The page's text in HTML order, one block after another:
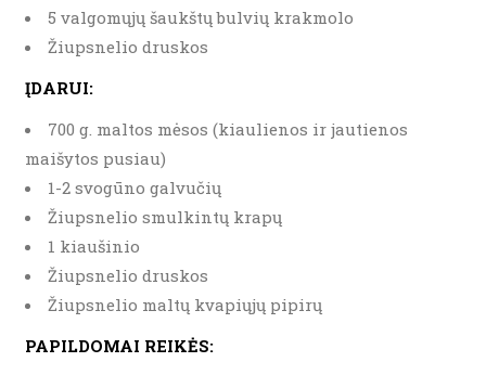
5 valgomųjų šaukštų bulvių krakmolo
Žiupsnelio druskos
ĮDARUI:
700 g. maltos mėsos (kiaulienos ir jautienos
maišytos pusiau)
1-2 svogūno galvučių
Žiupsnelio smulkintų krapų
1 kiaušinio
Žiupsnelio druskos
Žiupsnelio maltų kvapiųjų pipirų
PAPILDOMAI REIKĖS: